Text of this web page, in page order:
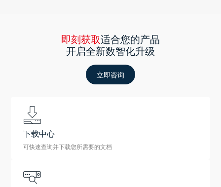
即刻获取适合您的产品
开启全新数智化升级
立即咨询
下载中心
可快速查询并下载您所需要的文档